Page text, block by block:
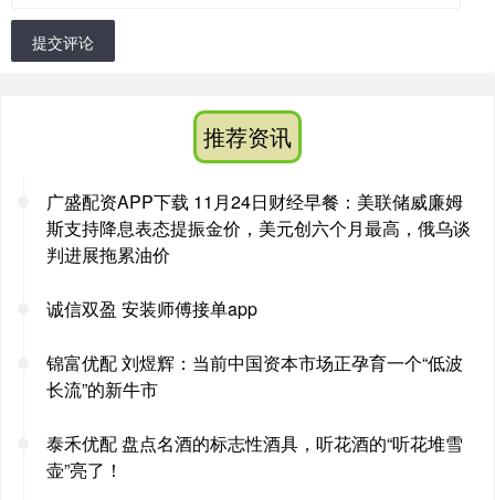
提交评论
推荐资讯
广盛配资APP下载 11月24日财经早餐：美联储威廉姆
斯支持降息表态提振金价，美元创六个月最高，俄乌谈
判进展拖累油价
诚信双盈 安装师傅接单app
锦富优配 刘煜辉：当前中国资本市场正孕育一个“低波
长流”的新牛市
泰禾优配 盘点名酒的标志性酒具，听花酒的“听花堆雪
壶”亮了！